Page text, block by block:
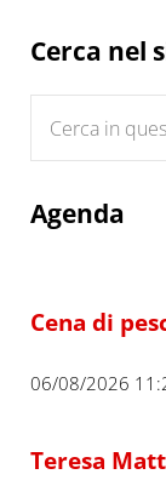
Sidebar
Cerca nel
Agenda
Cena di
06/08/2026
Teresa